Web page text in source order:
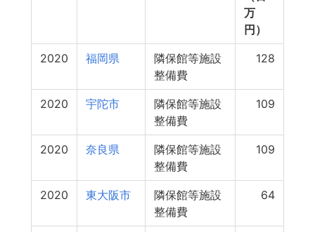
万
円）
2020 福岡県
隣保館等施設
整備費
128
2020 宇陀市
隣保館等施設
整備費
109
2020 奈良県
隣保館等施設
整備費
109
2020 東大阪市
隣保館等施設
整備費
64